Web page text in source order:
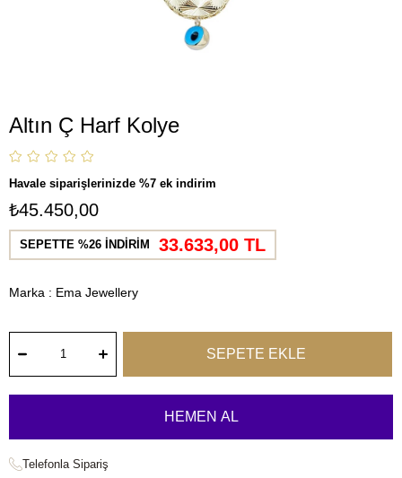
Altın Ç Harf Kolye
Havale siparişlerinizde %7 ek indirim
₺45.450,00
SEPETTE %26 İNDİRİM 33.633,00 TL
Marka : Ema Jewellery
Telefonla Sipariş